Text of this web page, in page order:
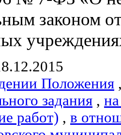
законом
Положения
задания ,
работ) , в